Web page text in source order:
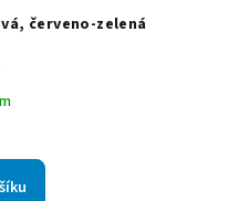
červeno-zelená